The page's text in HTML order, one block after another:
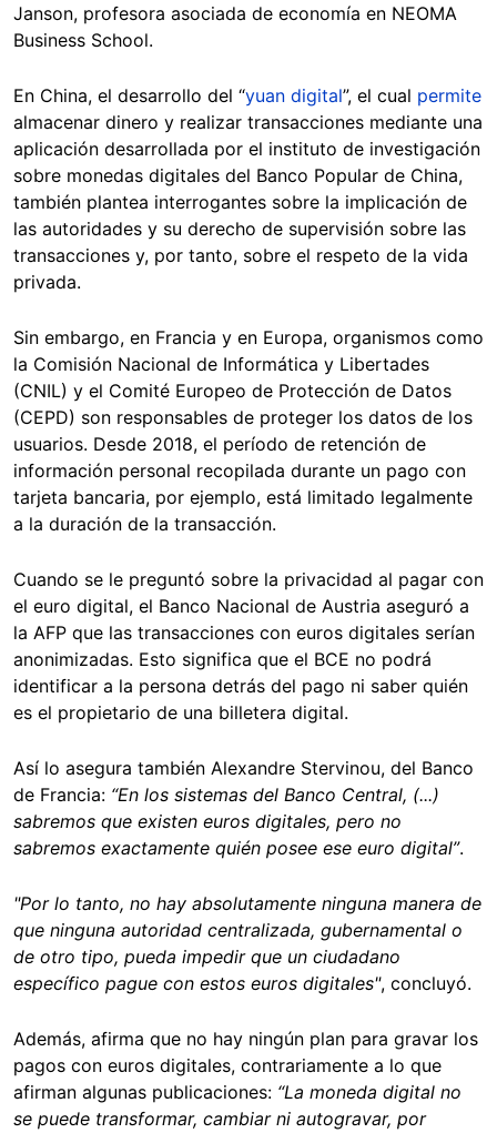
Janson, profesora asociada de economía en NEOMA
Business School.
En China, el desarrollo del “yuan digital”, el cual permite
almacenar dinero y realizar transacciones mediante una
aplicación desarrollada por el instituto de investigación
sobre monedas digitales del Banco Popular de China,
también plantea interrogantes sobre la implicación de
las autoridades y su derecho de supervisión sobre las
transacciones y, por tanto, sobre el respeto de la vida
privada.
Sin embargo, en Francia y en Europa, organismos como
la Comisión Nacional de Informática y Libertades
(CNIL) y el Comité Europeo de Protección de Datos
(CEPD) son responsables de proteger los datos de los
usuarios. Desde 2018, el período de retención de
información personal recopilada durante un pago con
tarjeta bancaria, por ejemplo, está limitado legalmente
a la duración de la transacción.
Cuando se le preguntó sobre la privacidad al pagar con
el euro digital, el Banco Nacional de Austria aseguró a
la AFP que las transacciones con euros digitales serían
anonimizadas. Esto significa que el BCE no podrá
identificar a la persona detrás del pago ni saber quién
es el propietario de una billetera digital.
Así lo asegura también Alexandre Stervinou, del Banco
de Francia: “En los sistemas del Banco Central, (...)
sabremos que existen euros digitales, pero no
sabremos exactamente quién posee ese euro digital”.
"Por lo tanto, no hay absolutamente ninguna manera de
que ninguna autoridad centralizada, gubernamental o
de otro tipo, pueda impedir que un ciudadano
específico pague con estos euros digitales", concluyó.
Además, afirma que no hay ningún plan para gravar los
pagos con euros digitales, contrariamente a lo que
afirman algunas publicaciones: “La moneda digital no
se puede transformar, cambiar ni autogravar, por